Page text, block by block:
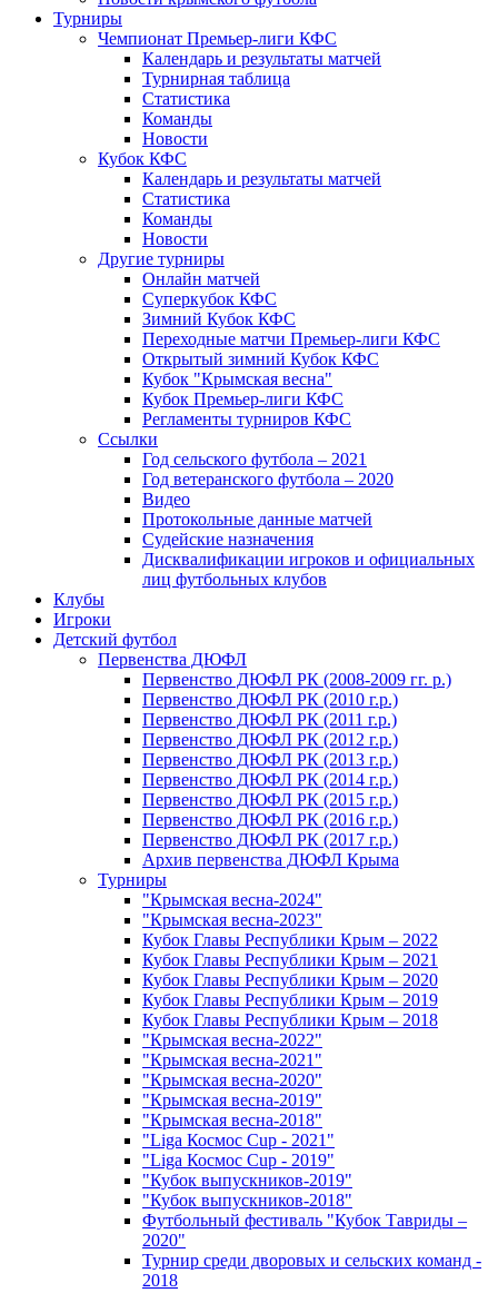
Турниры
Чемпионат Премьер-лиги КФС
Календарь и результаты матчей
Турнирная таблица
Статистика
Команды
Новости
Кубок КФС
Календарь и результаты матчей
Статистика
Команды
Новости
Другие турниры
Онлайн матчей
Суперкубок КФС
Зимний Кубок КФС
Переходные матчи Премьер-лиги КФС
Открытый зимний Кубок КФС
Кубок "Крымская весна"
Кубок Премьер-лиги КФС
Регламенты турниров КФС
Ссылки
Год сельского футбола – 2021
Год ветеранского футбола – 2020
Видео
Протокольные данные матчей
Судейские назначения
Дисквалификации игроков и официальных
лиц футбольных клубов
Клубы
Игроки
Детский футбол
Первенства ДЮФЛ
Первенство ДЮФЛ РК (2008-2009 гг. р.)
Первенство ДЮФЛ РК (2010 г.р.)
Первенство ДЮФЛ РК (2011 г.р.)
Первенство ДЮФЛ РК (2012 г.р.)
Первенство ДЮФЛ РК (2013 г.р.)
Первенство ДЮФЛ РК (2014 г.р.)
Первенство ДЮФЛ РК (2015 г.р.)
Первенство ДЮФЛ РК (2016 г.р.)
Первенство ДЮФЛ РК (2017 г.р.)
Архив первенства ДЮФЛ Крыма
Турниры
"Крымская весна-2024"
"Крымская весна-2023"
Кубок Главы Республики Крым – 2022
Кубок Главы Республики Крым – 2021
Кубок Главы Республики Крым – 2020
Кубок Главы Республики Крым – 2019
Кубок Главы Республики Крым – 2018
"Крымская весна-2022"
"Крымская весна-2021"
"Крымская весна-2020"
"Крымская весна-2019"
"Крымская весна-2018"
"Liga Космос Cup - 2021"
"Liga Космос Cup - 2019"
"Кубок выпускников-2019"
"Кубок выпускников-2018"
Футбольный фестиваль "Кубок Тавриды –
2020"
Турнир среди дворовых и сельских команд -
2018